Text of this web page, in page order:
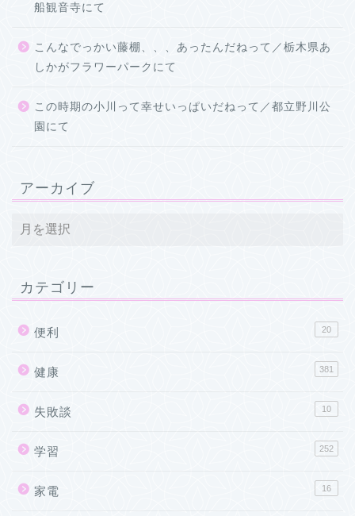
船観音寺にて
こんなでっかい藤棚、、、あったんだねって／栃木県あ
しかがフラワーパークにて
この時期の小川って幸せいっぱいだねって／都立野川公
園にて
アーカイブ
カテゴリー
便利 20
健康 381
失敗談 10
学習 252
家電 16